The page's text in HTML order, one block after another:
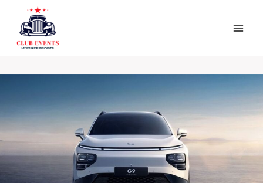
content